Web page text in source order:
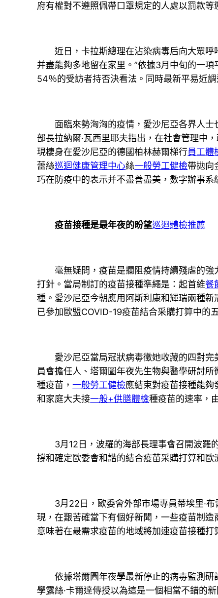
府有權對不遵照佩帶口罩規定的人處以罰款等
近日，卡拉斯總理在沾染病毒后向大眾呼
并盡能夠多地留在家里。”依據3月中旬的一
54％的受訪者持否決看法。同時最新平易近
面臨來勢洶洶的疫情，愛沙尼亞各界人士
部長拉納爾·瓦西里耶夫指出，在社會管理中
現棲身在愛沙尼亞的德國柏林赫爾梯行員工體
蕾絲巡迴健康管理中心絲一般勞工健檢帶拋向
巧在防疫中的表示并不盡善盡美，數字辦事
疫苗接種是最年夜的盼望巡迴體檢推薦
毫無疑問，疫苗是攔阻疫情持續殘虐的強
打針。當局制訂的疫苗接種準繩是：起首維餐
種。愛沙尼亞今朝應用阿斯利康和輝瑞兩種
已參加歐盟COVID-19疫苗結合采購打算中的
愛沙尼亞當局冠狀病毒徵她收藏的四對完
員會擔任人、塔爾圖年夜先生物與醫學研討所
種疫苗，一般勞工健檢應結束對疫苗接種能夠
和家庭大夫接一般+供膳體檢種疫苗的速率，
3月12日，波羅的海部長理事會召開波羅的
撐和確定歐委會和諧的結合疫苗采購打算和歐
3月22日，歐委會外部市場專員蒂埃里·布
現，在艱苦確當下有個好新聞，一些疫苗制
意味著在最需求疫苗的地域將加速疫苗接種打
依據塔爾圖年夜學最新停止的病毒監測研
學露絲·卡爾達傳授以為這是一個相當不錯的新